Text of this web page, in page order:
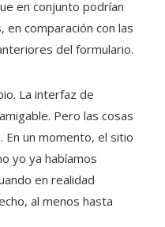
en conjunto podrían
comparación con las
del formulario.
La interfaz de
Pero las cosas
un momento, el sitio
yo ya habíamos
en realidad
al menos hasta